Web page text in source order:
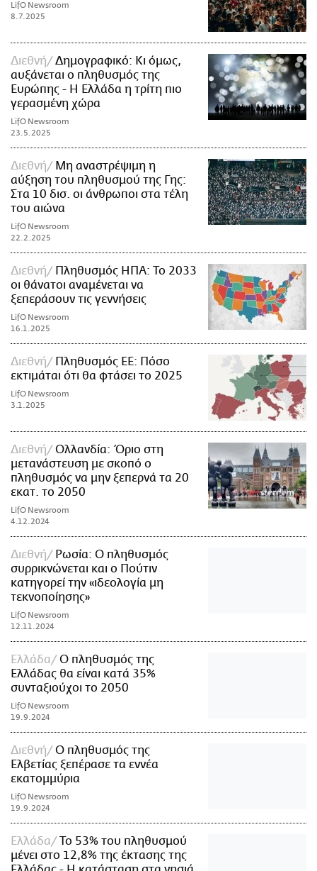
LifO Newsroom
8.7.2025
Διεθνή
Δημογραφικό: Κι όμως,
αυξάνεται ο πληθυσμός της
Ευρώπης - Η Ελλάδα η τρίτη πιο
γερασμένη χώρα
LifO Newsroom
23.5.2025
Διεθνή
Μη αναστρέψιμη η
αύξηση του πληθυσμού της Γης:
Στα 10 δισ. οι άνθρωποι στα τέλη
του αιώνα
LifO Newsroom
22.2.2025
Διεθνή
Πληθυσμός ΗΠΑ: Το 2033
οι θάνατοι αναμένεται να
ξεπεράσουν τις γεννήσεις
LifO Newsroom
16.1.2025
Διεθνή
Πληθυσμός ΕΕ: Πόσο
εκτιμάται ότι θα φτάσει το 2025
LifO Newsroom
3.1.2025
Διεθνή
Ολλανδία: Όριο στη
μετανάστευση με σκοπό ο
πληθυσμός να μην ξεπερνά τα 20
εκατ. το 2050
LifO Newsroom
4.12.2024
Διεθνή
Ρωσία: Ο πληθυσμός
συρρικνώνεται και ο Πούτιν
κατηγορεί την «ιδεολογία μη
τεκνοποίησης»
LifO Newsroom
12.11.2024
Ελλάδα
Ο πληθυσμός της
Ελλάδας θα είναι κατά 35%
συνταξιούχοι το 2050
LifO Newsroom
19.9.2024
Διεθνή
Ο πληθυσμός της
Ελβετίας ξεπέρασε τα εννέα
εκατομμύρια
LifO Newsroom
19.9.2024
Ελλάδα
Το 53% του πληθυσμού
μένει στο 12,8% της έκτασης της